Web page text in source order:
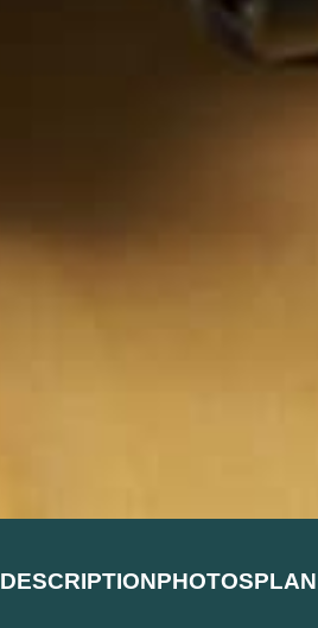
DESCRIPTIONPHOTOSPLAN